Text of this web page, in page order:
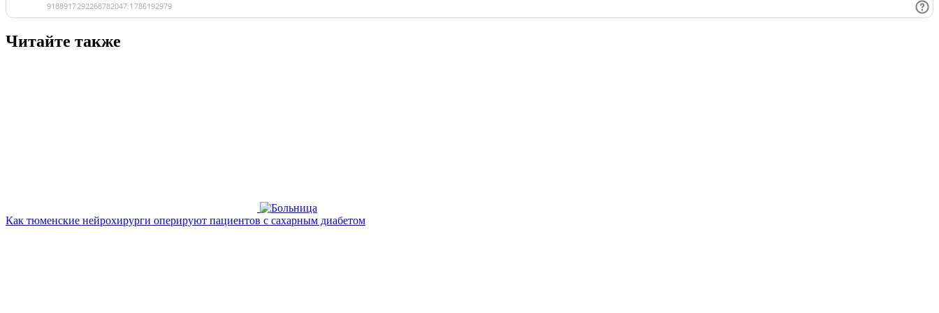
Читайте также
Как тюменские нейрохирурги оперируют пациентов с сахарным диабетом